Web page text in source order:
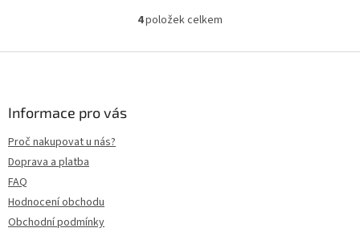
O
l
4položek celkem
Informace pro vás
Proč nakupovat u nás?
Doprava a platba
FAQ
Hodnocení obchodu
Obchodní podmínky